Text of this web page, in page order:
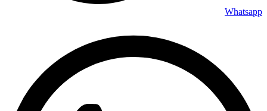
Whatsapp